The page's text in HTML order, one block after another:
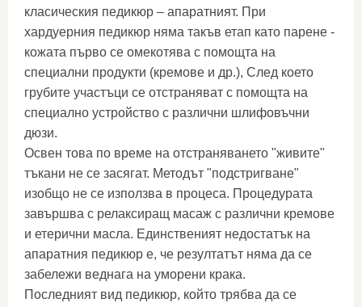
класическия педикюр – апаратният. При
хардуерния педикюр няма такъв етап като парене -
кожата първо се омекотява с помощта на
специални продукти (кремове и др.), След което
грубите участъци се отстраняват с помощта на
специално устройство с различни шлифовъчни
дюзи.
Освен това по време на отстраняването "живите"
тъкани не се засягат. Методът "подстригване"
изобщо не се използва в процеса. Процедурата
завършва с релаксиращ масаж с различни кремове
и етерични масла. Единственият недостатък на
апаратния педикюр е, че резултатът няма да се
забележи веднага на уморени крака.
Последният вид педикюр, който трябва да се